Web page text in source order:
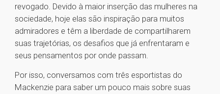
revogado. Devido à maior inserção das mulheres na
sociedade, hoje elas são inspiração para muitos
admiradores e têm a liberdade de compartilharem
suas trajetórias, os desafios que já enfrentaram e
seus pensamentos por onde passam.
Por isso, conversamos com três esportistas do
Mackenzie para saber um pouco mais sobre suas